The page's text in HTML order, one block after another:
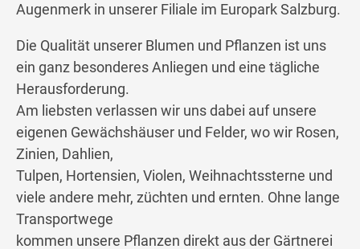
Augenmerk in unserer Filiale im Europark Salzburg.
Die Qualität unserer Blumen und Pflanzen ist uns
ein ganz besonderes Anliegen und eine tägliche
Herausforderung.
Am liebsten verlassen wir uns dabei auf unsere
eigenen Gewächshäuser und Felder, wo wir Rosen,
Zinien, Dahlien,
Tulpen, Hortensien, Violen, Weihnachtssterne und
viele andere mehr, züchten und ernten. Ohne lange
Transportwege
kommen unsere Pflanzen direkt aus der Gärtnerei